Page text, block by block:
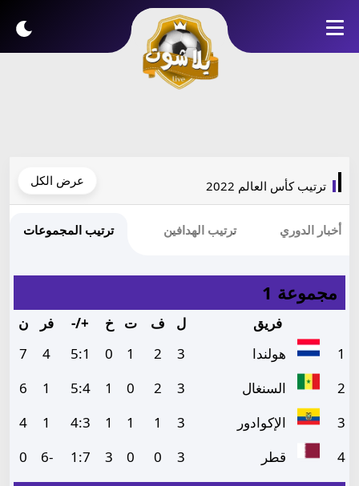
ترتيب كأس العالم 2022 عرض الكل
أخبار الدوري ترتيب الهدافين ترتيب المجموعات
مجموعة 1
فريق ل ف ت خ +/- فر
ن
1
هولندا 3
2
1
0
5:1
4
7
2
السنغال 3
2
0
1
5:4
1
6
3
الإكوادور 3
1
1
1
4:3
1
4
4
قطر 3
0
0
3
1 :7
-6
0